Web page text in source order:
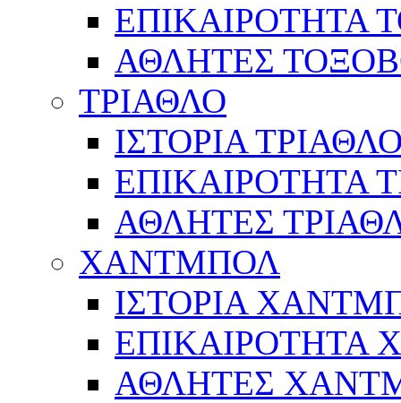
ΕΠΙΚΑΙΡΟΤΗΤΑ
ΑΘΛΗΤΕΣ
ΤΡΙΑΘΛΟ
ΙΣΤΟΡΙΑ
ΕΠΙΚΑΙΡΟΤΗΤΑ
ΑΘΛΗΤΕΣ
ΧΑΝΤΜΠΟΛ
ΙΣΤΟΡΙΑ
ΕΠΙΚΑΙΡΟΤΗΤΑ
ΑΘΛΗΤΕΣ